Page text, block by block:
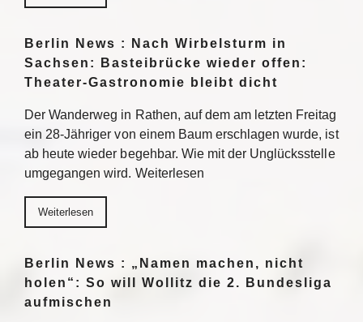
Berlin News : Nach Wirbelsturm in
Sachsen: Basteibrücke wieder offen:
Theater-Gastronomie bleibt dicht
Der Wanderweg in Rathen, auf dem am letzten Freitag
ein 28-Jähriger von einem Baum erschlagen wurde, ist
ab heute wieder begehbar. Wie mit der Unglücksstelle
umgegangen wird. Weiterlesen
Weiterlesen
Berlin News : „Namen machen, nicht
holen“: So will Wollitz die 2. Bundesliga
aufmischen